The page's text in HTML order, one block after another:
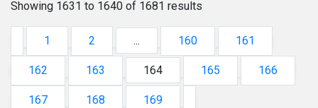
Showing 1631 to 1640 of 1681 results
1 2 ... 160 161
162 163 164 165 166
167 168
169